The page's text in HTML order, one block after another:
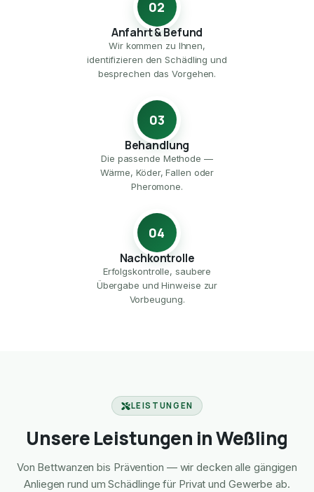
02
Anfahrt & Befund
Wir kommen zu Ihnen,
identifizieren den Schädling und
besprechen das Vorgehen.
03
Behandlung
Die passende Methode —
Wärme, Köder, Fallen oder
Pheromone.
04
Nachkontrolle
Erfolgskontrolle, saubere
Übergabe und Hinweise zur
Vorbeugung.
LEISTUNGEN
Unsere Leistungen in Weßling
Von Bettwanzen bis Prävention — wir decken alle gängigen
Anliegen rund um Schädlinge für Privat und Gewerbe ab.